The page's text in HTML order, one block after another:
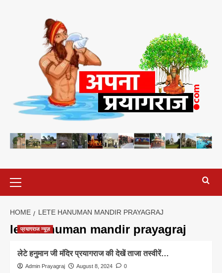
Menu
HOME LETE HANUMAN MANDIR PRAYAGRAJ
lete hanuman mandir prayagraj
प्रयागराज न्यूज़
लेटे हनुमान जी मंदिर प्रयागराज की देखें ताजा तस्वीरें…
Admin Prayagraj August 8, 2024 0